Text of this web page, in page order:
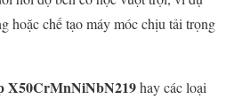
hoặc chế tạo máy móc chịu tải trọng
X50CrMnNiNbN219hay các loại